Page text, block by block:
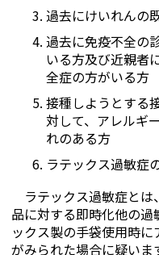
過去にけいれんの
過去に免疫不全の
いる方及び近親者
全症の方がいる方
接種しようとする
対して、アレルギ
れのある方
ラテックス過敏症
ラテックス過敏症とは
品に対する即時化他の過
ックス製の手袋使用時
がみられた場合に疑いま